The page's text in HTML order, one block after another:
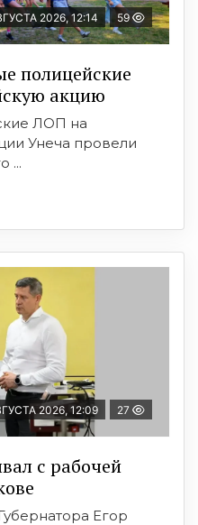
2026, 12:14 59
полицейские
акцию
ЛОП на
Унеча провели
...
2026, 12:09 27
с рабочей
Егор